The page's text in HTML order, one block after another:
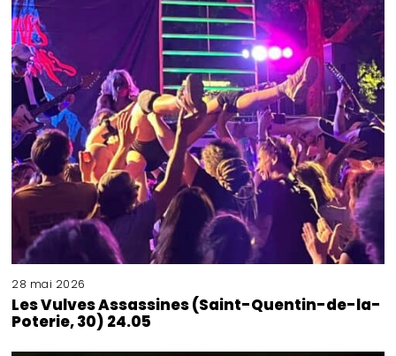
28 mai 2026
Les Vulves Assassines (Saint-Quentin-de-la-
Poterie, 30) 24.05